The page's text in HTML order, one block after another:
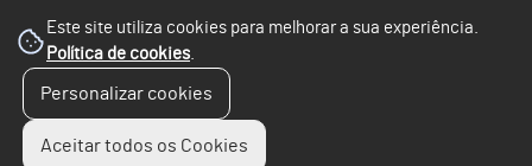
Este site utiliza cookies para melhorar a sua experiência.
Política de cookies.
Personalizar cookies
Aceitar todos os Cookies